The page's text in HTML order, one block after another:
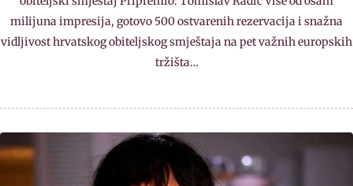
milijuna impresija, gotovo 500 ostvarenih rezervacija i snažna
vidljivost hrvatskog obiteljskog smještaja na pet važnih europskih
tržišta…